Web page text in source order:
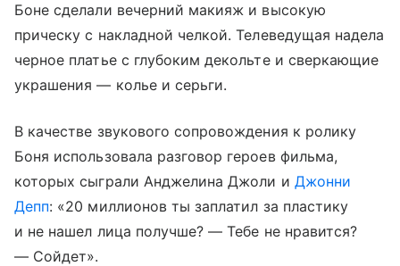
Боне сделали вечерний макияж и высокую
прическу с накладной челкой. Телеведущая надела
черное платье с глубоким декольте и сверкающие
украшения — колье и серьги.
В качестве звукового сопровождения к ролику
Боня использовала разговор героев фильма,
которых сыграли Анджелина Джоли и Джонни
Депп: «20 миллионов ты заплатил за пластику
и не нашел лица получше? — Тебе не нравится?
— Сойдет».